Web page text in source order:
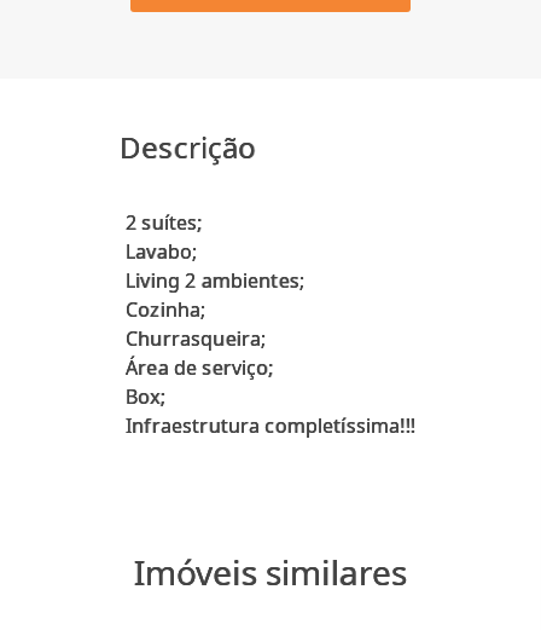
Descrição
2 suítes;
Lavabo;
Living 2 ambientes;
Cozinha;
Churrasqueira;
Área de serviço;
Box;
Infraestrutura completíssima!!!
Imóveis similares